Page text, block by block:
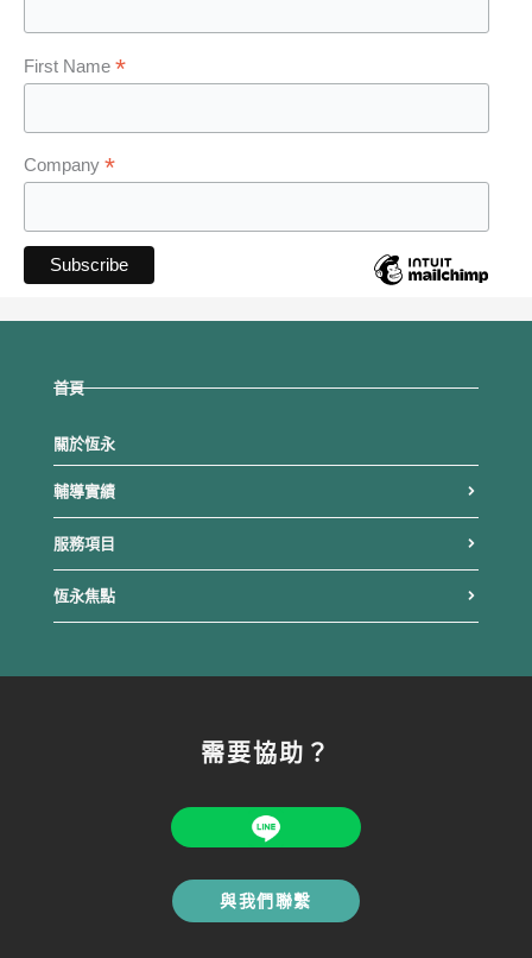
First Name *
Company *
首頁
關於恆永
輔導實績
服務項目
恆永焦點
需要協助？
與我們聯繫